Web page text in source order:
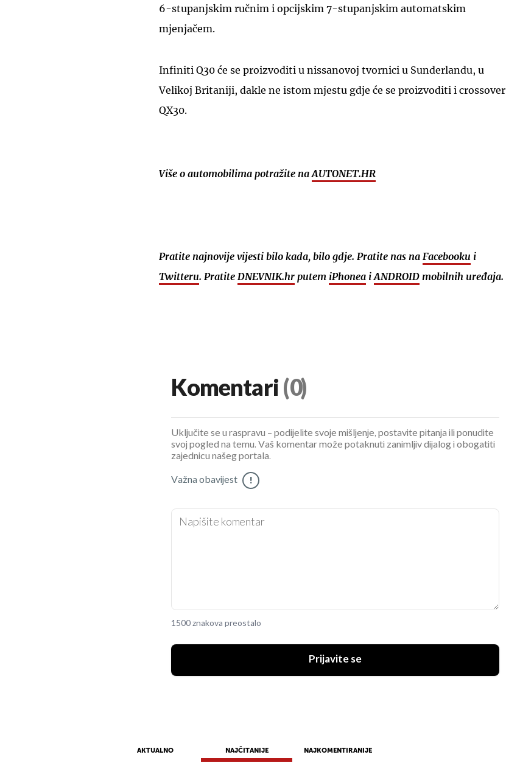
6-stupanjskim ručnim i opcijskim 7-stupanjskim automatskim
mjenjačem.
Infiniti Q30 će se proizvoditi u nissanovoj tvornici u Sunderlandu, u
Velikoj Britaniji, dakle ne istom mjestu gdje će se proizvoditi i crossover
QX30.
Više o automobilima potražite naAUTONET.HR
Pratite najnovije vijesti bilo kada, bilo gdje. Pratite nas na Facebooku i
Twitteru. Pratite DNEVNIK.hr putem iPhonea iANDROID mobilnih uređaja.
Komentari (0)
Uključite se u raspravu – podijelite svoje mišljenje, postavite pitanja ili ponudite
svoj pogled na temu. Vaš komentar može potaknuti zanimljiv dijalog i obogatiti
zajednicu našeg portala.
Važna obavijest !
1500 znakova preostalo
Prijavite se
AKTUALNO NAJČITANIJE NAJKOMENTIRANIJE